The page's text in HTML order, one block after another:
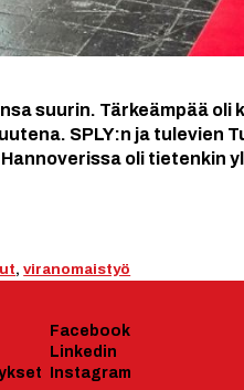
suurin. Tärkeämpää
SPLY:n ja
oli tietenkin
,viranomaistyö
set
Facebook
Linkedin
Instagram